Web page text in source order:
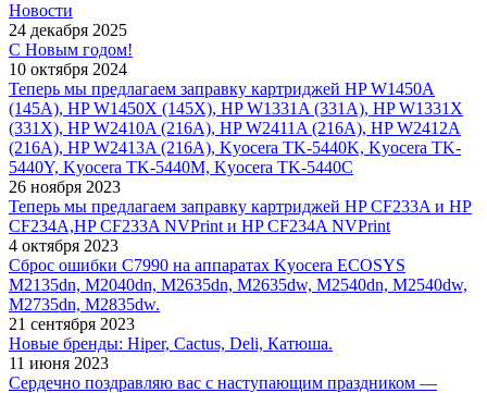
Новости
24 декабря 2025
С Новым годом!
10 октября 2024
Теперь мы предлагаем заправку картриджей HP W1450A
(145A), HP W1450X (145X), HP W1331A (331A), HP W1331X
(331X), HP W2410A (216A), HP W2411A (216A), HP W2412A
(216A), HP W2413A (216A), Kyocera TK-5440K, Kyocera TK-
5440Y, Kyocera TK-5440M, Kyocera TK-5440C
26 ноября 2023
Теперь мы предлагаем заправку картриджей HP CF233A и HP
CF234A,HP CF233A NVPrint и HP CF234A NVPrint
4 октября 2023
Сброс ошибки С7990 на аппаратах Kyocera ECOSYS
M2135dn, M2040dn, M2635dn, M2635dw, M2540dn, M2540dw,
M2735dn, M2835dw.
21 сентября 2023
Новые бренды: Hiper, Cactus, Deli, Катюша.
11 июня 2023
Сердечно поздравляю вас с наступающим праздником —